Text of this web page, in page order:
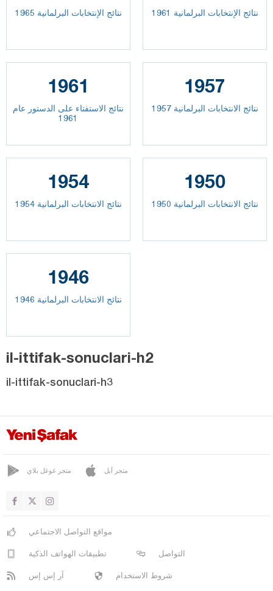
نتائج الإنتخابات البرلمانية 1965 نتائج الإنتخابات البرلمانية 1961
1961
نتائج الاستفتاء على الدستور عام
1961
1957
نتائج الانتخابات البرلمانية 1957
1954
نتائج الانتخابات البرلمانية 1954
1950
نتائج الانتخابات البرلمانية 1950
1946
نتائج الانتخابات البرلمانية 1946
il-ittifak-sonuclari-h2
il-ittifak-sonuclari-h3
متجر غوغل بلاي متجر آبل
مواقع التواصل الاجتماعي
تطبيقات الهواتف الذكية التواصل
آر إس إس شروط الاستخدام